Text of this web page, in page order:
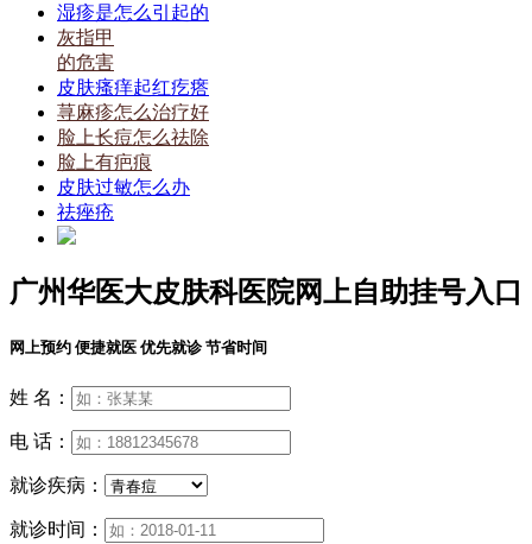
湿疹是怎么引起的
灰指甲
的危害
皮肤瘙痒起红疙瘩
荨麻疹怎么治疗好
脸上长痘怎么祛除
脸上有疤痕
皮肤过敏怎么办
祛痤疮
广州华医大皮肤科医院网上自助挂号入口
网上预约 便捷就医 优先就诊 节省时间
姓 名：
电 话：
就诊疾病：
就诊时间：